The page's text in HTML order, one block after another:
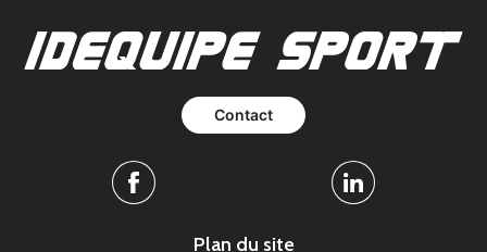
Contact
Facebook Linkedin
Plan du site